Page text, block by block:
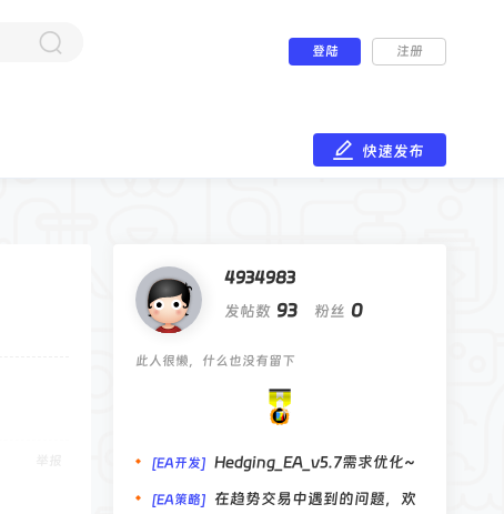
登陆 注册
快速发布
4934983
发帖数 93 粉丝 0
此人很懒，什么也没有留下
[EA开发] Hedging_EA_v5.7需求优化~
[EA策略]
在趋势交易中遇到的问题，欢